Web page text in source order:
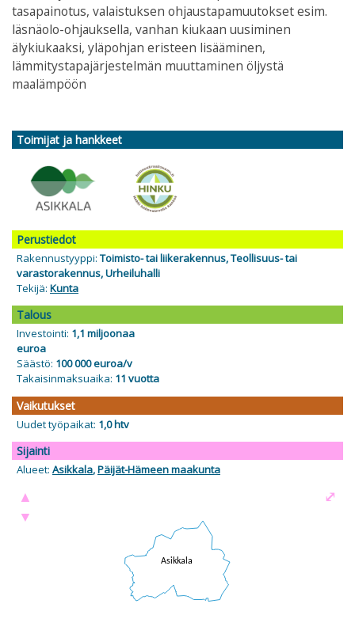
tasapainotus, valaistuksen ohjaustapamuutokset esim.
läsnäolo-ohjauksella, vanhan kiukaan uusiminen
älykiukaaksi, yläpohjan eristeen lisääminen,
lämmitystapajärjestelmän muuttaminen öljystä
maalämpöön
Toimijat ja hankkeet
Perustiedot
Rakennustyyppi: Toimisto- tai liikerakennus, Teollisuus- tai
varastorakennus, Urheiluhalli
Tekijä: Kunta
Talous
Investointi: 1,1 miljoonaa
euroa
Säästö: 100 000 euroa/v
Takaisinmaksuaika: 11 vuotta
Vaikutukset
Uudet työpaikat: 1,0 htv
Sijainti
Alueet: Asikkala,Päijät-Hämeen maakunta
▲
▼
⤢